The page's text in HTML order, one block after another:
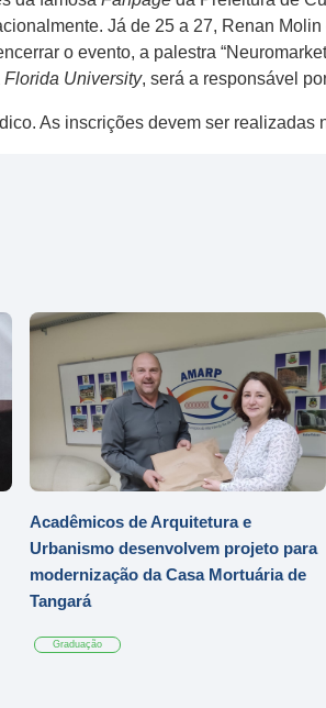
Já de 25 a 27, Renan
o evento, a palestra
Florida University, será a responsável
As inscrições devem ser realizadas
Acadêmicos de Arquitetura e
Urbanismo desenvolvem projeto para
modernização da Casa Mortuária de
Tangará
Graduação